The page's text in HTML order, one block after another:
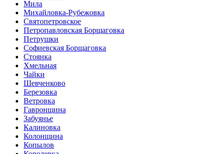
Мила
Михайловка-Рубежовка
Святопетровское
Петропавловская Борщаговка
Петрушки
Софиевская Борщаговка
Стоянка
Хмельная
Чайки
Шевченково
Березовка
Ветровка
Гавронщина
Забуянье
Калиновка
Колонщина
Копылов